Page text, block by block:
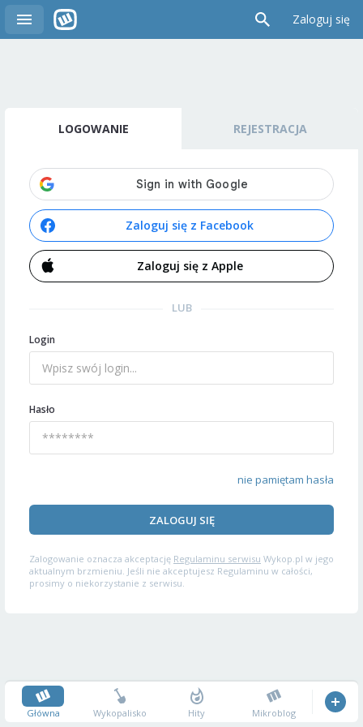
Zaloguj się
LOGOWANIE REJESTRACJA
Zaloguj się z Facebook
Zaloguj się z Apple
LUB
Login
Hasło
nie pamiętam hasła
ZALOGUJ SIĘ
Zalogowanie oznacza akceptację Regulaminu serwisu Wykop.pl w jego
aktualnym brzmieniu. Jeśli nie akceptujesz Regulaminu w całości,
prosimy o niekorzystanie z serwisu.
Główna Wykopalisko Hity Mikroblog